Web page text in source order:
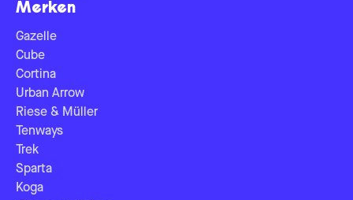
Merken
Gazelle
Cube
Cortina
Urban Arrow
Riese & Müller
Tenways
Trek
Sparta
Koga